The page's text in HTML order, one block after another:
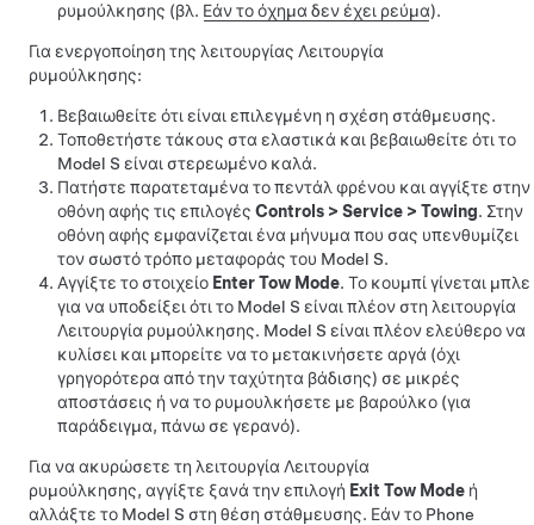
ρυμούλκησης (βλ. Εάν το όχημα δεν έχει ρεύμα).
Για ενεργοποίηση της λειτουργίας Λειτουργία
ρυμούλκησης:
Βεβαιωθείτε ότι είναι επιλεγμένη η σχέση στάθμευσης.
Τοποθετήστε τάκους στα ελαστικά και βεβαιωθείτε ότι το
Model S είναι στερεωμένο καλά.
Πατήστε παρατεταμένα το πεντάλ φρένου και αγγίξτε στην
οθόνη αφής τις επιλογές Controls > Service > Towing. Στην
οθόνη αφής εμφανίζεται ένα μήνυμα που σας υπενθυμίζει
τον σωστό τρόπο μεταφοράς του Model S.
Αγγίξτε το στοιχείο Enter Tow Mode. Το κουμπί γίνεται μπλε
για να υποδείξει ότι το Model S είναι πλέον στη λειτουργία
Λειτουργία ρυμούλκησης. Model S είναι πλέον ελεύθερο να
κυλίσει και μπορείτε να το μετακινήσετε αργά (όχι
γρηγορότερα από την ταχύτητα βάδισης) σε μικρές
αποστάσεις ή να το ρυμουλκήσετε με βαρούλκο (για
παράδειγμα, πάνω σε γερανό).
Για να ακυρώσετε τη λειτουργία Λειτουργία
ρυμούλκησης, αγγίξτε ξανά την επιλογή Exit Tow Mode ή
αλλάξτε το Model S στη θέση στάθμευσης. Εάν το Phone